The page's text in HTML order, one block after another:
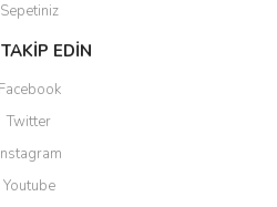
Sepetiniz
EDİN
Facebook
Twitter
Youtube